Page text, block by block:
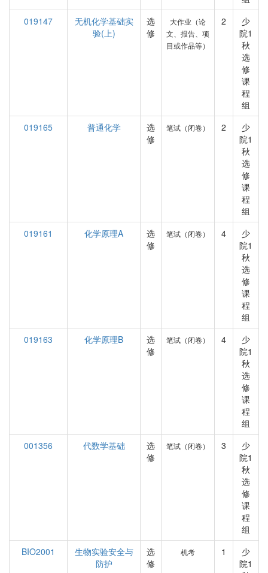
019147
无机化学基础实
验(上)
选
修
大作业（论
文、报告、项
目或作品等）
2
少
院1
秋
选
修
课
程
组
019165
普通化学
选
修
笔试（闭卷） 2
少
院1
秋
选
修
课
程
组
019161
化学原理A
选
修
笔试（闭卷） 4
少
院1
秋
选
修
课
程
组
019163
化学原理B
选
修
笔试（闭卷） 4
少
院1
秋
选
修
课
程
组
001356
代数学基础
选
修
笔试（闭卷） 3
少
院1
秋
选
修
课
程
组
BIO2001
生物实验安全与
防护
选
修
机考 1
少
院1